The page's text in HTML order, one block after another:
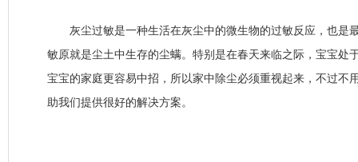
灰尘过敏是一种生活在灰尘中的微生物的过敏反应，也是
敏原就是尘土中生存的尘螨。特别是在春天来临之际，宝宝处
宝宝的家庭更容易中招，所以家中除尘必须重视起来，不过不
助我们提供很好的解决方案。